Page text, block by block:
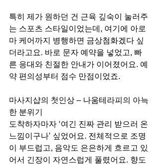
특히 제가 원하던 건 근육 깊숙이 눌러주
는 스포츠 스타일이었는데, 여기에 아로
마 케어까지 병행하면 금상첨화겠다 싶
더라고요. 바로 문자 예약을 넣었고, 빠
른 응대와 친절한 안내가 이어졌어요. 예
약 편의성부터 점수 만점이었죠.
마사지샵의 첫인상 – 나움테라피의 아늑
한 분위기
도착하자마자 ‘여긴 진짜 관리 받으러 온
느낌이구나’ 싶었어요. 전체적으로 조명
이 부드럽고, 음악도 은은하게 흐르고 있
어서 긴장이 자연스럽게 풀렸어요. 향도